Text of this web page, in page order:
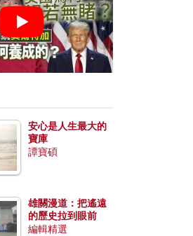
安心是人生最大的
寶庫
譚寶碩
雄關漫道：把遙遠
的歷史拉到眼前
編輯精選